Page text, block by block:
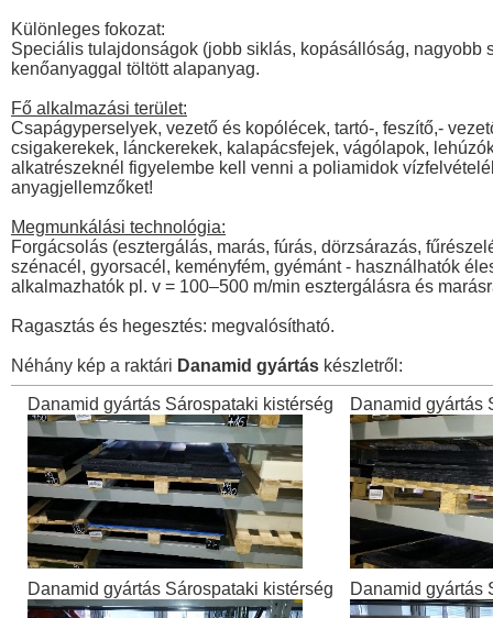
Különleges fokozat:
Speciális tulajdonságok (jobb siklás, kopásállóság,
kenőanyaggal töltött alapanyag.
Fő alkalmazási terület:
Csapágyperselyek, vezető és kopólécek, tartó-, feszítő,-
csigakerekek, lánckerekek, kalapácsfejek, vágólapok,
alkatrészeknél figyelembe kell venni a poliamidok
anyagjellemzőket!
Megmunkálási technológia:
Forgácsolás (esztergálás, marás, fúrás, dörzsárazás,
szénacél, gyorsacél, keményfém, gyémánt - használhatók
alkalmazhatók pl. v = 100–500 m/min esztergálásra és
Ragasztás és hegesztés: megvalósítható.
Néhány kép a raktári Danamid gyártás készletről:
Danamid gyártás Sárospataki kistérség Danamid gyártás
Danamid gyártás Sárospataki kistérség Danamid gyártás